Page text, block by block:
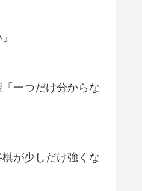
一つだけ分からな
が少しだけ強くな